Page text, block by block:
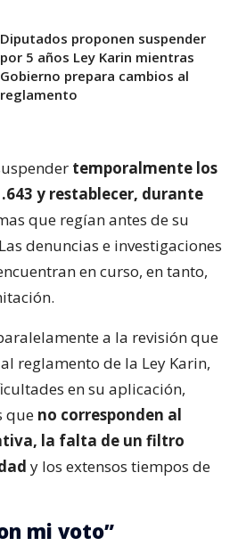
Diputados proponen suspender
por 5 años Ley Karin mientras
Gobierno prepara cambios al
reglamento
temporalmente los
y restablecer, durante
que regían antes de su
denuncias e investigaciones
en curso, en tanto,
a la revisión que
reglamento de la Ley Karin,
en su aplicación,
que no corresponden al
la falta de un filtro
y los extensos tiempos de
mi voto”